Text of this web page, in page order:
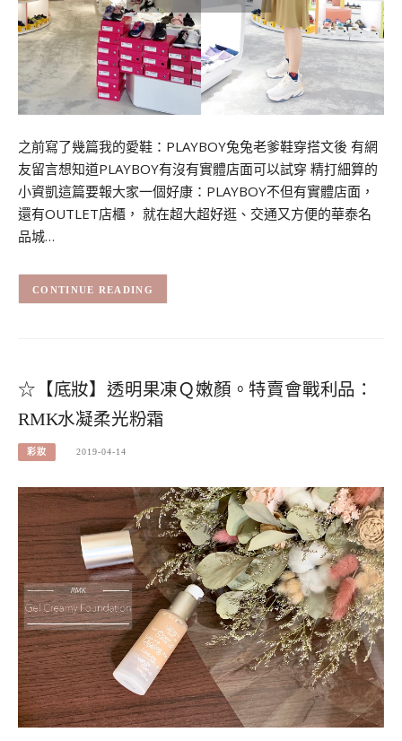
之前寫了幾篇我的愛鞋：PLAYBOY兔兔老爹鞋穿搭文後 有網
友留言想知道PLAYBOY有沒有實體店面可以試穿 精打細算的
小資凱這篇要報大家一個好康：PLAYBOY不但有實體店面，
還有OUTLET店櫃， 就在超大超好逛、交通又方便的華泰名
品城…
CONTINUE READING
☆【底妝】透明果凍Ｑ嫩顏。特賣會戰利品：
RMK水凝柔光粉霜
彩妝 2019-04-14